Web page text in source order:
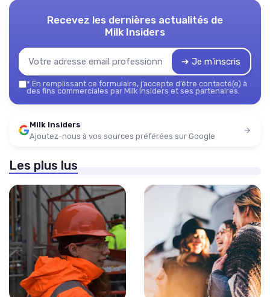
Recevez les dernières actualités de
Milk Insiders
➔ Je m'inscris
* En remplissant ce formulaire, j’accepte d’être contacté(e) à
des fins commerciales par Milk Insiders et ses partenaires.
Milk Insiders
Ajoutez-nous à vos sources préférées sur Google
Les plus lus